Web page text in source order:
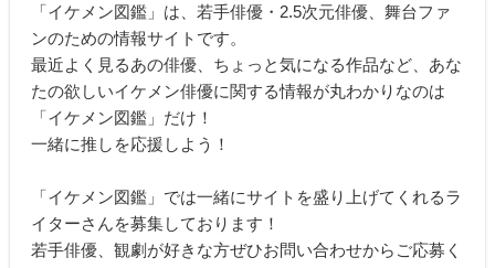
「イケメン図鑑」は、若手俳優・2.5次元俳優、舞台ファ
ンのための情報サイトです。
最近よく見るあの俳優、ちょっと気になる作品など、あな
たの欲しいイケメン俳優に関する情報が丸わかりなのは
「イケメン図鑑」だけ！
一緒に推しを応援しよう！
「イケメン図鑑」では一緒にサイトを盛り上げてくれるラ
イターさんを募集しております！
若手俳優、観劇が好きな方ぜひお問い合わせからご応募く